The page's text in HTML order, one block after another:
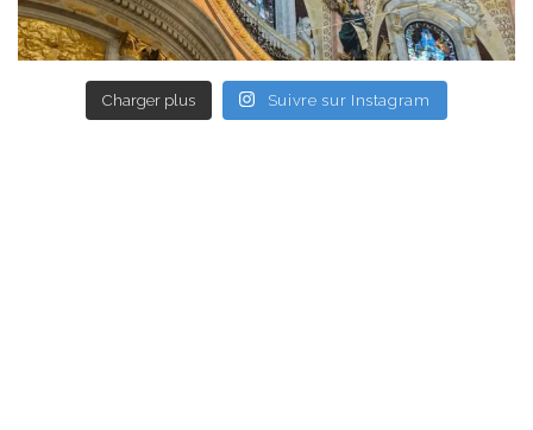
Charger plus Suivre sur Instagram